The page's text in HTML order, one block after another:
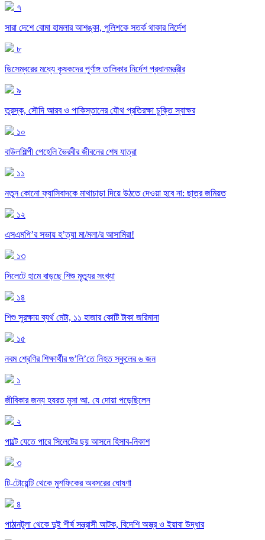
৭
সারা দেশে বোমা হামলার আশঙ্কা, পুলিশকে সতর্ক থাকার নির্দেশ
৮
ডিসেম্বরের মধ্যে কৃষকদের পূর্ণাঙ্গ তালিকার নির্দেশ প্রধানমন্ত্রীর
৯
তুরস্ক, সৌদি আরব ও পাকিস্তানের যৌথ প্রতিরক্ষা চুক্তি স্বাক্ষর
১০
বাউলশিল্পী পেহেলি ভৈরবীর জীবনের শেষ যাত্রা
১১
নতুন কোনো ফ্যাসিবাদকে মাথাচাড়া দিয়ে উঠতে দেওয়া হবে না: ছাত্র জমিয়ত
১২
এসএমপি’র সভায় হ’ত্যা মা/মলা/র আসামিরা!
১৩
সিলেটে হামে বাড়ছে শিশু মৃত্যুর সংখ্যা
১৪
শিশু সুরক্ষায় ব্যর্থ মেটা, ১১ হাজার কোটি টাকা জরিমানা
১৫
নবম শ্রেণির শিক্ষার্থীর গু’লি’তে নিহত স্কুলের ৬ জন
১
জীবিকার জন্য হযরত মুসা আ. যে দোয়া পড়েছিলেন
২
পাল্টে যেতে পারে সিলেটের ছয় আসনে হিসাব-নিকাশ
৩
টি-টোয়েন্টি থেকে মুশফিকের অবসরের ঘোষণা
৪
পাঠানটুলা থেকে দুই শীর্ষ সন্ত্রাসী আটক, বিদেশি অস্ত্র ও ইয়াবা উদ্ধার